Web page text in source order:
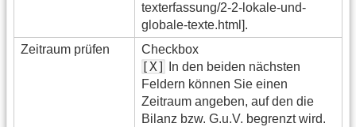
texterfassung/2-2-lokale-und-
globale-texte.html].
Zeitraum prüfen
Checkbox
[X]
In den beiden nächsten
Feldern können Sie einen
Zeitraum angeben, auf den die
Bilanz bzw. G.u.V. begrenzt wird.